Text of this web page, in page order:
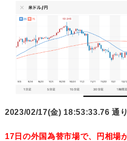
2023/02/17(金) 18:53:33.76 通
17日の外国為替市場で、円相場